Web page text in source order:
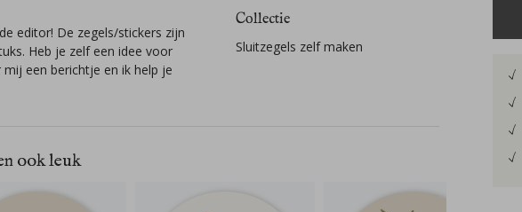
editor! De zegels/stickers zijn
Heb je zelf een idee voor
een berichtje en ik help je
Collectie
Sluitzegels zelf maken
ook leuk